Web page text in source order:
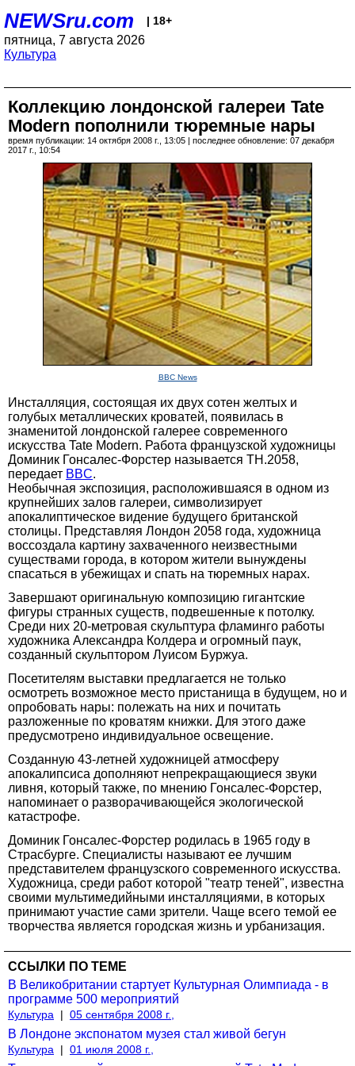
NEWSru.com | 18+
пятница, 7 августа 2026
Культура
Коллекцию лондонской галереи Tate
Modern пополнили тюремные нары
время публикации: 14 октября 2008 г., 13:05 | последнее обновление: 07 декабря
2017 г., 10:54
BBC News
Инсталляция, состоящая их двух сотен желтых и
голубых металлических кроватей, появилась в
знаменитой лондонской галерее современного
искусства Tate Modern. Работа французской художницы
Доминик Гонсалес-Форстер называется TH.2058,
передает BBC.
Необычная экспозиция, расположившаяся в одном из
крупнейших залов галереи, символизирует
апокалиптическое видение будущего британской
столицы. Представляя Лондон 2058 года, художница
воссоздала картину захваченного неизвестными
существами города, в котором жители вынуждены
спасаться в убежищах и спать на тюремных нарах.
Завершают оригинальную композицию гигантские
фигуры странных существ, подвешенные к потолку.
Среди них 20-метровая скульптура фламинго работы
художника Александра Колдера и огромный паук,
созданный скульптором Луисом Буржуа.
Посетителям выставки предлагается не только
осмотреть возможное место пристанища в будущем, но и
опробовать нары: полежать на них и почитать
разложенные по кроватям книжки. Для этого даже
предусмотрено индивидуальное освещение.
Созданную 43-летней художницей атмосферу
апокалипсиса дополняют непрекращающиеся звуки
ливня, который также, по мнению Гонсалес-Форстер,
напоминает о разворачивающейся экологической
катастрофе.
Доминик Гонсалес-Форстер родилась в 1965 году в
Страсбурге. Специалисты называют ее лучшим
представителем французского современного искусства.
Художница, среди работ которой "театр теней", известна
своими мультимедийными инсталляциями, в которых
принимают участие сами зрители. Чаще всего темой ее
творчества является городская жизнь и урбанизация.
ССЫЛКИ ПО ТЕМЕ
В Великобритании стартует Культурная Олимпиада - в
программе 500 мероприятий
Культура | 05 сентября 2008 г.,
В Лондоне экспонатом музея стал живой бегун
Культура | 01 июля 2008 г.,